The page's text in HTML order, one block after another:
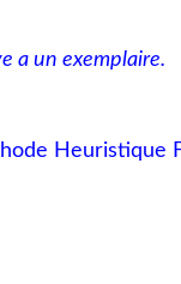
a un exemplaire.
Heuristique